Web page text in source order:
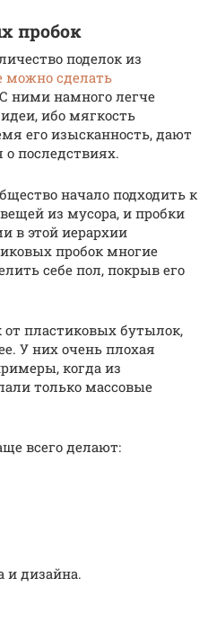
пробок
поделок из
можно сделать
ними намного легче
ибо мягкость
его изысканность, дают
о последствиях.
начало подходить к
из мусора, и пробки
в этой иерархии
пробок многие
себе пол, покрыв его
от пластиковых бутылок,
У них очень плохая
когда из
только массовые
всего делают:
и дизайна.